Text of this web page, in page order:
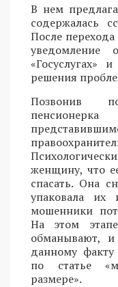
В нем
содержалась
После
уведомление
«Госуслугах»
решения
Позвонив
женщину, что
спасать. Она
упаковала их
мошенники
На этом
обманывают,
данному
по статье
размере».